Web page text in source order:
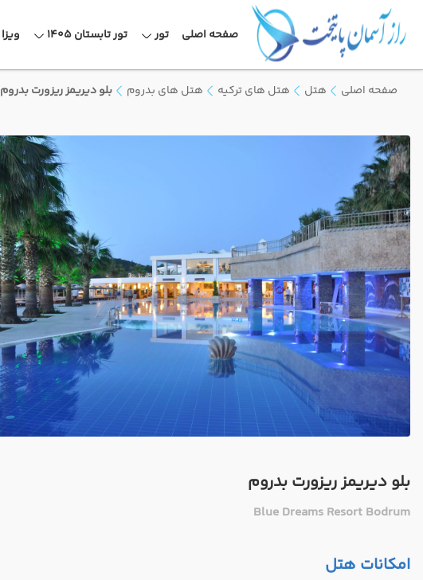
صفحه اصلی تور تور تابستان 1405 ویزا
صفحه اصلی هتل هتل های ترکیه هتل های بدروم بلو دیریمز ریزورت بدروم
بلو دیریمز ریزورت بدروم
Blue Dreams Resort Bodrum
امکانات هتل